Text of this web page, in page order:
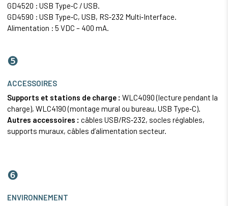
GD4520 : USB Type‑C / USB.
GD4590 : USB Type‑C, USB, RS‑232 Multi‑Interface.
Alimentation : 5 VDC – 400 mA.
❺
ACCESSOIRES
Supports et stations de charge : WLC4090 (lecture pendant la
charge), WLC4190 (montage mural ou bureau, USB Type‑C).
Autres accessoires : câbles USB/RS‑232, socles réglables,
supports muraux, câbles d’alimentation secteur.
❻
ENVIRONNEMENT